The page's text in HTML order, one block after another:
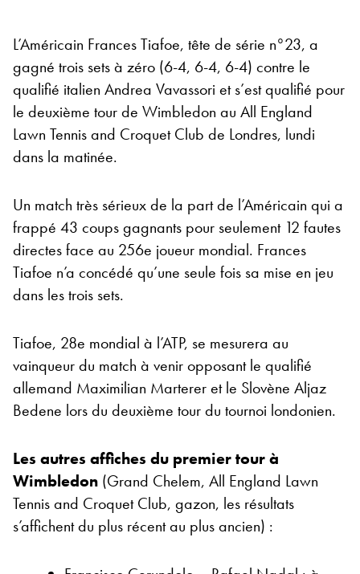
L’Américain Frances Tiafoe, tête de série n°23, a
gagné trois sets à zéro (6-4, 6-4, 6-4) contre le
qualifié italien Andrea Vavassori et s’est qualifié pour
le deuxième tour de Wimbledon au All England
Lawn Tennis and Croquet Club de Londres, lundi
dans la matinée.
Un match très sérieux de la part de l’Américain qui a
frappé 43 coups gagnants pour seulement 12 fautes
directes face au 256e joueur mondial. Frances
Tiafoe n’a concédé qu’une seule fois sa mise en jeu
dans les trois sets.
Tiafoe, 28e mondial à l’ATP, se mesurera au
vainqueur du match à venir opposant le qualifié
allemand Maximilian Marterer et le Slovène Aljaz
Bedene lors du deuxième tour du tournoi londonien.
Les autres affiches du premier tour à
Wimbledon (Grand Chelem, All England Lawn
Tennis and Croquet Club, gazon, les résultats
s’affichent du plus récent au plus ancien) :